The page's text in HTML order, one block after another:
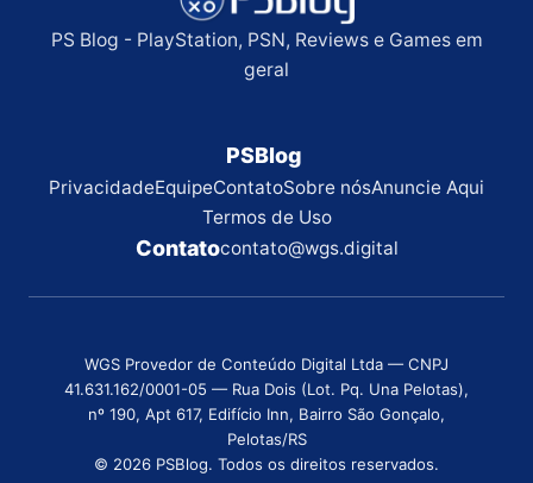
PS Blog - PlayStation, PSN, Reviews e Games em
geral
PSBlog
PrivacidadeEquipeContatoSobre nósAnuncie Aqui
Termos de Uso
Contatocontato@wgs.digital
WGS Provedor de Conteúdo Digital Ltda — CNPJ
41.631.162/0001-05 — Rua Dois (Lot. Pq. Una Pelotas),
nº 190, Apt 617, Edifício Inn, Bairro São Gonçalo,
Pelotas/RS
© 2026 PSBlog. Todos os direitos reservados.